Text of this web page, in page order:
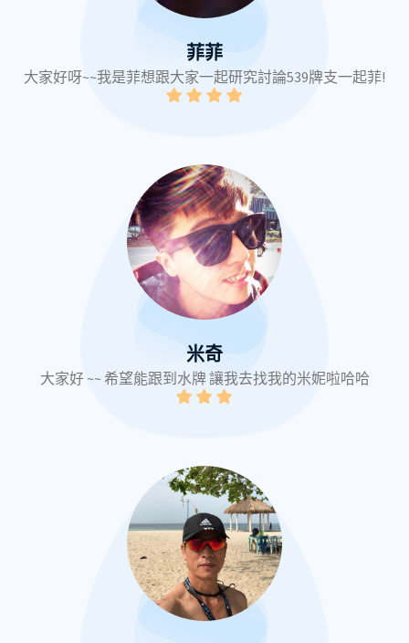
菲菲
大家好呀~~我是菲想跟大家一起研究討論539牌支一起菲!
米奇
大家好 ~~ 希望能跟到水牌 讓我去找我的米妮啦哈哈